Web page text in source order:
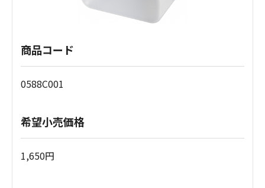
商品コード
0588C001
希望小売価格
1,650円